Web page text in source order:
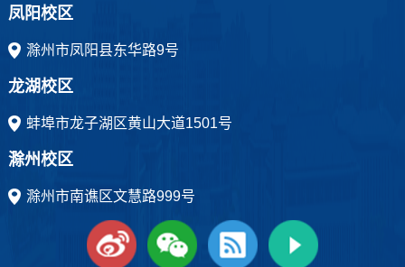
凤阳校区
滁州市凤阳县东华路9号
龙湖校区
蚌埠市龙子湖区黄山大道1501号
滁州校区
滁州市南谯区文慧路999号